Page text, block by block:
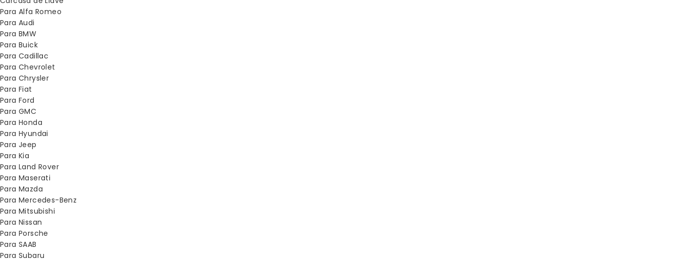
Para Alfa Romeo
Para Audi
Para BMW
Para Buick
Para Cadillac
Para Chevrolet
Para Chrysler
Para Fiat
Para Ford
Para GMC
Para Honda
Para Hyundai
Para Jeep
Para Kia
Para Land Rover
Para Maserati
Para Mazda
Para Mercedes-Benz
Para Mitsubishi
Para Nissan
Para Porsche
Para SAAB
Para Subaru